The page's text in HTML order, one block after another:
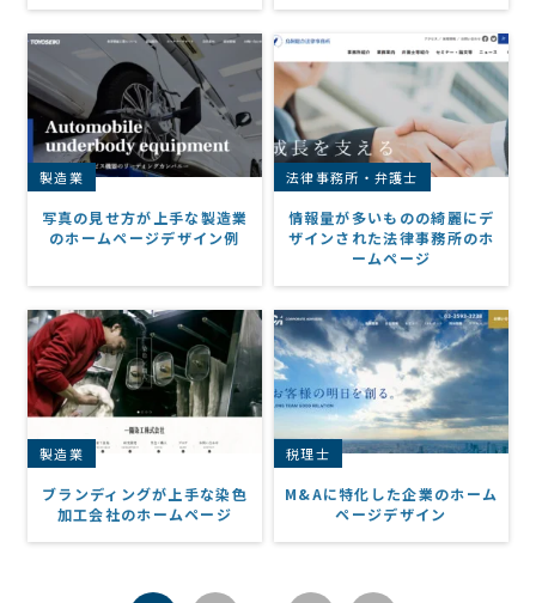
製造業
写真の見せ方が上手な製造業
のホームページデザイン例
法律事務所・弁護士
情報量が多いものの綺麗にデ
ザインされた法律事務所のホ
ームページ
製造業
ブランディングが上手な染色
加工会社のホームページ
税理士
M&Aに特化した企業のホーム
ページデザイン